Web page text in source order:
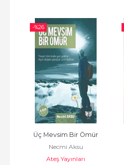
-%26
Üç Mevsim Bir Ömür
Necmi Aksu
Ateş Yayınları